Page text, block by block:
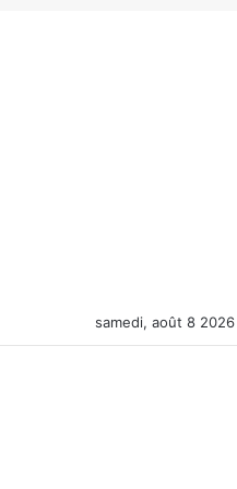
samedi, août 8 2026